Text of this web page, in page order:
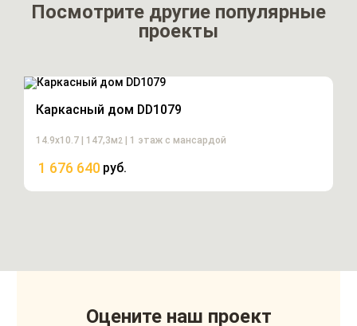
Посмотрите другие популярные
проекты
Каркасный дом DD1079
14.9х10.7 | 147,3м2 | 1 этаж с мансардой
1 676 640 руб.
Оцените наш проект